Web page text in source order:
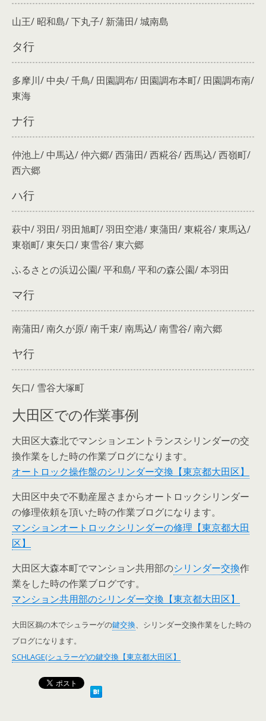
山王/ 昭和島/ 下丸子/ 新蒲田/ 城南島
タ行
多摩川/ 中央/ 千鳥/ 田園調布/ 田園調布本町/ 田園調布南/
東海
ナ行
仲池上/ 中馬込/ 仲六郷/ 西蒲田/ 西糀谷/ 西馬込/ 西嶺町/
西六郷
ハ行
萩中/ 羽田/ 羽田旭町/ 羽田空港/ 東蒲田/ 東糀谷/ 東馬込/
東嶺町/ 東矢口/ 東雪谷/ 東六郷
ふるさとの浜辺公園/ 平和島/ 平和の森公園/ 本羽田
マ行
南蒲田/ 南久が原/ 南千束/ 南馬込/ 南雪谷/ 南六郷
ヤ行
矢口/ 雪谷大塚町
大田区での作業事例
大田区大森北でマンションエントランスシリンダーの交
換作業をした時の作業ブログになります。
オートロック操作盤のシリンダー交換【東京都大田区】
大田区中央で不動産屋さまからオートロックシリンダー
の修理依頼を頂いた時の作業ブログになります。
マンションオートロックシリンダーの修理【東京都大田
区】
大田区大森本町でマンション共用部のシリンダー交換作
業をした時の作業ブログです。
マンション共用部のシリンダー交換【東京都大田区】
大田区鵜の木でシュラーゲの鍵交換、シリンダー交換作業をした時の
ブログになります。
SCHLAGE(シュラーゲ)の鍵交換【東京都大田区】